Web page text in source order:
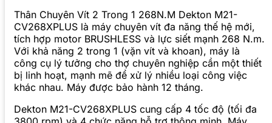
Thân Chuyên Vít 2 Trong 1 268N.M Dekton M21-
CV268XPLUS là máy chuyên vít đa năng thế hệ mới,
tích hợp motor BRUSHLESS và lực siết mạnh 268 N.m.
Với khả năng 2 trong 1 (vặn vít và khoan), máy là
công cụ lý tưởng cho thợ chuyên nghiệp cần một thiết
bị linh hoạt, mạnh mẽ để xử lý nhiều loại công việc
khác nhau. Máy được bảo hành 12 tháng.
Dekton M21-CV268XPLUS cung cấp 4 tốc độ (tối đa